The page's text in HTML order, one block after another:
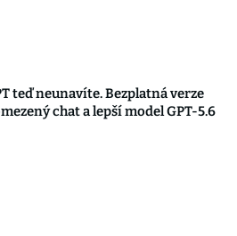
teď neunavíte. Bezplatná verze
chat a lepší model GPT-5.6